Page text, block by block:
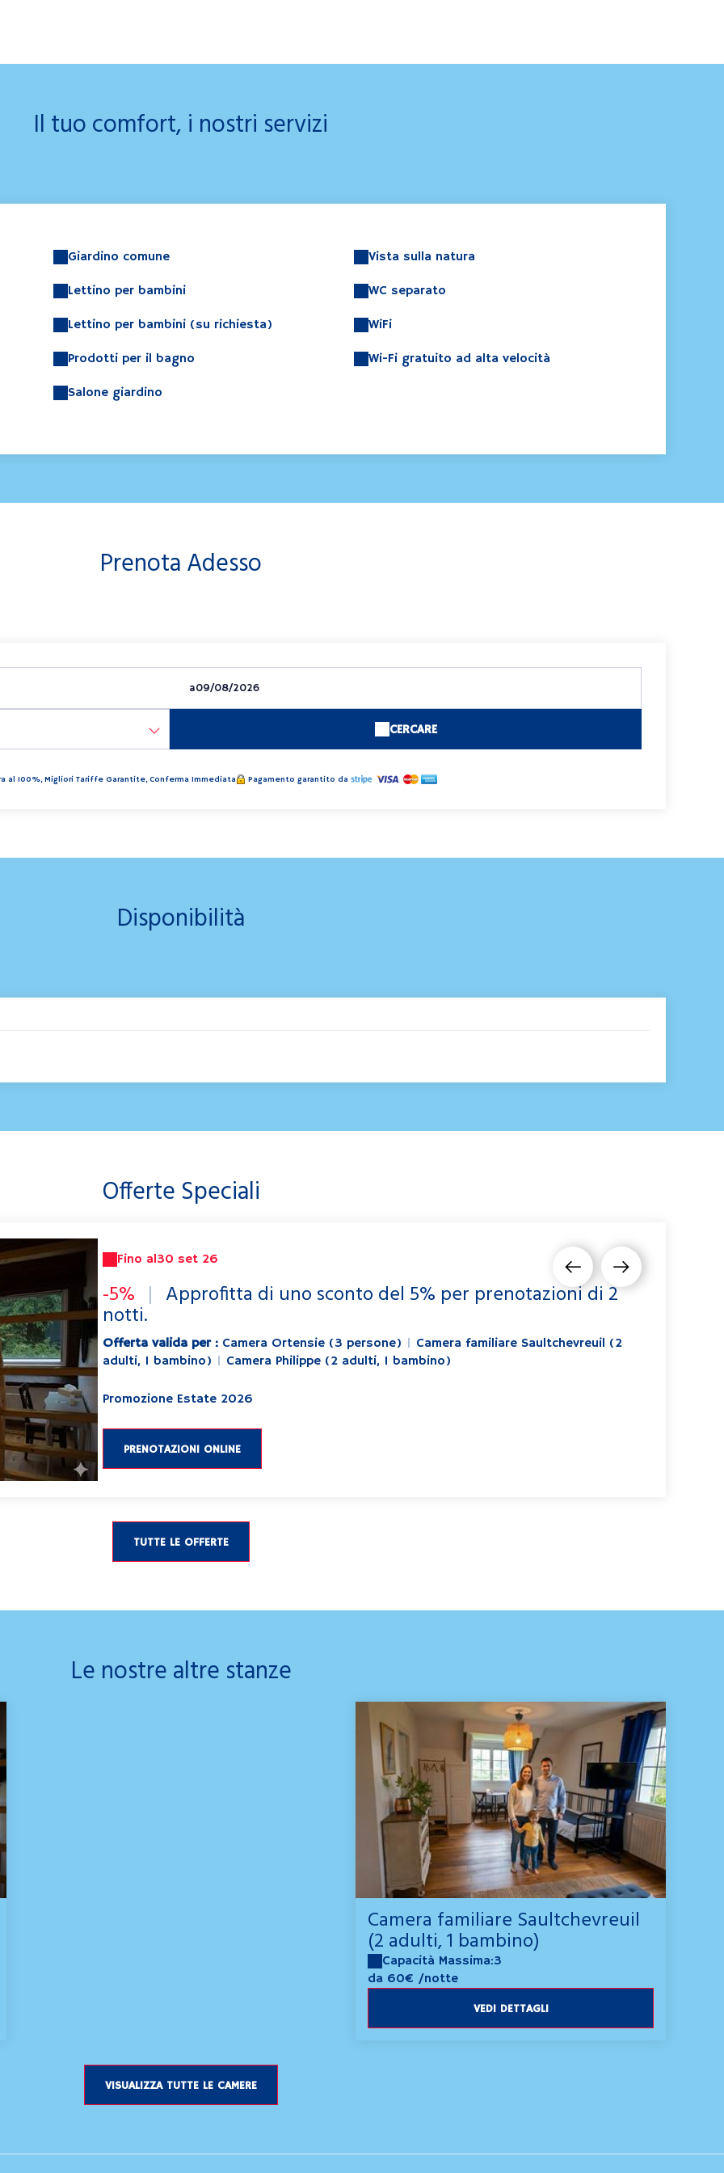
Il tuo comfort, i nostri servizi
Giardino comune
Lettino per bambini
Lettino per bambini (su richiesta)
Prodotti per il bagno
Salone giardino
Vista sulla natura
WC separato
WiFi
Wi-Fi gratuito ad alta velocità
Prenota Adesso
a
CERCARE
al 100%, Migliori Tariffe Garantite, Conferma Immediata Pagamento garantito da
Disponibilità
Offerte Speciali
Fino al30 set 26
-5% | Approfitta di uno sconto del 5% per prenotazioni di 2
notti.
Offerta valida per : Camera Ortensie (3 persone) | Camera familiare Saultchevreuil (2
adulti, 1 bambino) | Camera Philippe (2 adulti, 1 bambino)
Promozione Estate 2026
PRENOTAZIONI ONLINE
TUTTE LE OFFERTE
Le nostre altre stanze
Camera familiare Saultchevreuil
(2 adulti, 1 bambino)
Capacità Massima:3
da 60€ /notte
VEDI DETTAGLI
VISUALIZZA TUTTE LE CAMERE